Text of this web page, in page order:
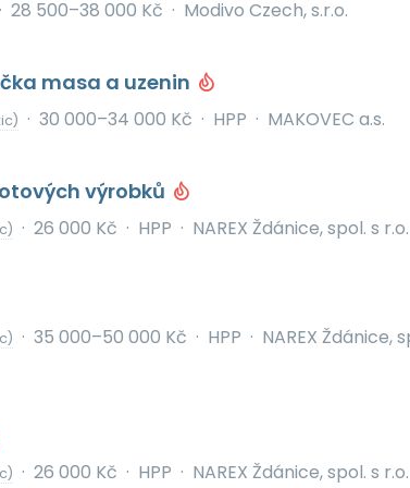
· 28 500–38 000 Kč · Modivo Czech, s.r.o.
masa a uzenin
· 30 000–34 000 Kč · HPP · MAKOVEC a.s.
výrobků
· 26 000 Kč · HPP · NAREX Ždánice, spol. s r.o.
· 35 000–50 000 Kč · HPP · NAREX Ždánice,
· 26 000 Kč · HPP · NAREX Ždánice, spol. s r.o.